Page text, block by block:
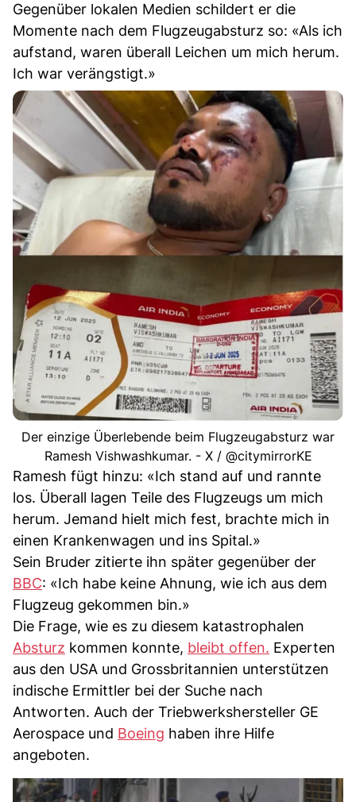
Gegenüber lokalen Medien schildert er die
Momente nach dem Flugzeugabsturz so: «Als ich
aufstand, waren überall Leichen um mich herum.
Ich war verängstigt.»
Der einzige Überlebende beim Flugzeugabsturz war
Ramesh Vishwashkumar. - X / @citymirrorKE
Ramesh fügt hinzu: «Ich stand auf und rannte
los. Überall lagen Teile des Flugzeugs um mich
herum. Jemand hielt mich fest, brachte mich in
einen Krankenwagen und ins Spital.»
Sein Bruder zitierte ihn später gegenüber der
BBC: «Ich habe keine Ahnung, wie ich aus dem
Flugzeug gekommen bin.»
Die Frage, wie es zu diesem katastrophalen
Absturz kommen konnte, bleibt offen. Experten
aus den USA und Grossbritannien unterstützen
indische Ermittler bei der Suche nach
Antworten. Auch der Triebwerkshersteller GE
Aerospace und Boeing haben ihre Hilfe
angeboten.